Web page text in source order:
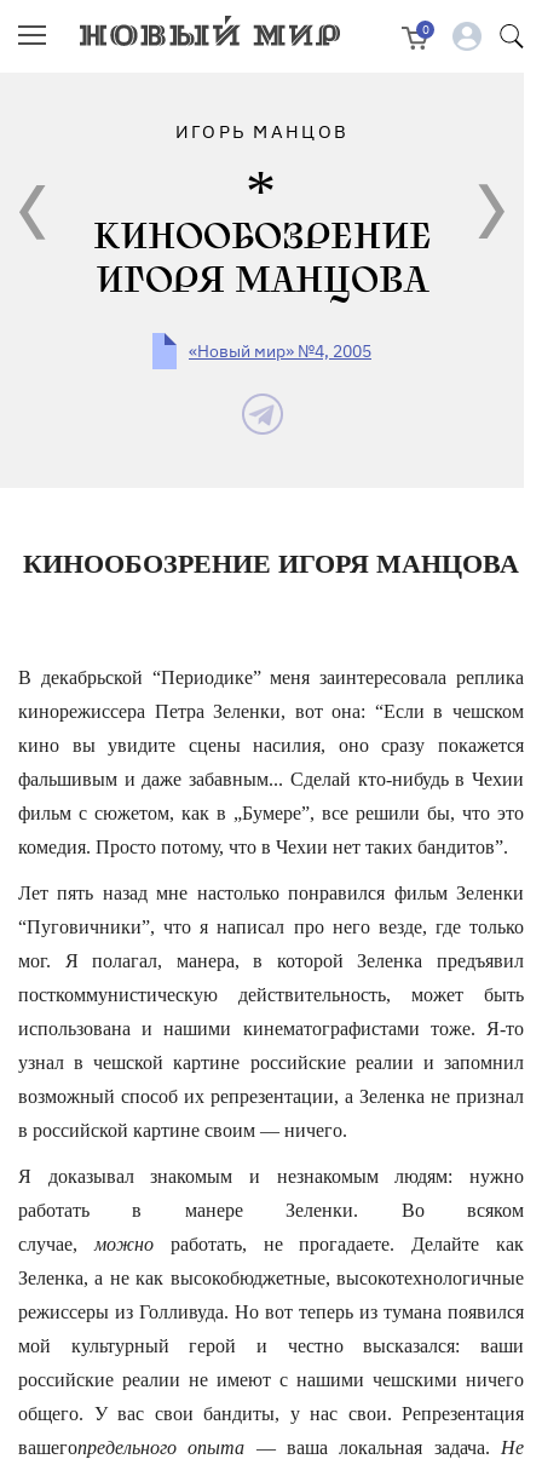
0
ИГОРЬ МАНЦОВ
КИНООБОЗРЕНИЕ
ИГОРЯ МАНЦОВА
«Новый мир» №4, 2005
КИНООБОЗРЕНИЕ ИГОРЯ МАНЦОВА
В декабрьской “Периодике” меня заинтересовала реплика
кинорежиссера Петра Зеленки, вот она: “Если в чешском
кино вы увидите сцены насилия, оно сразу покажется
фальшивым и даже забавным... Сделай кто-нибудь в Чехии
фильм с сюжетом, как в „Бумере”, все решили бы, что это
комедия. Просто потому, что в Чехии нет таких бандитов”.
Лет пять назад мне настолько понравился фильм Зеленки
“Пуговичники”, что я написал про него везде, где только
мог. Я полагал, манера, в которой Зеленка предъявил
посткоммунистическую действительность, может быть
использована и нашими кинематографистами тоже. Я-то
узнал в чешской картине российские реалии и запомнил
возможный способ их репрезентации, а Зеленка не признал
в российской картине своим — ничего.
Я доказывал знакомым и незнакомым людям: нужно
работать в манере Зеленки. Во всяком
случае, можноработать, не прогадаете. Делайте как
Зеленка, а не как высокобюджетные, высокотехнологичные
режиссеры из Голливуда. Но вот теперь из тумана появился
мой культурный герой и честно высказался: ваши
российские реалии не имеют с нашими чешскими ничего
общего. У вас свои бандиты, у нас свои. Репрезентация
вашегопредельного опыта — ваша локальная задача. Не